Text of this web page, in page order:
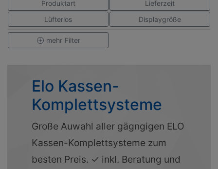
Produktart
Lieferzeit
Lüfterlos
Displaygröße
mehr Filter
Elo Kassen-
Komplettsysteme
Große Auwahl aller gägngigen ELO
Kassen-Komplettsysteme zum
besten Preis. ✓ inkl. Beratung und